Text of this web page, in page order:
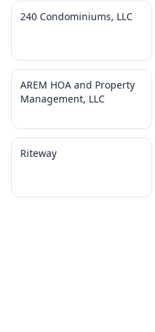
240 Condominiums, LLC
AREM HOA and Property
Management, LLC
Riteway